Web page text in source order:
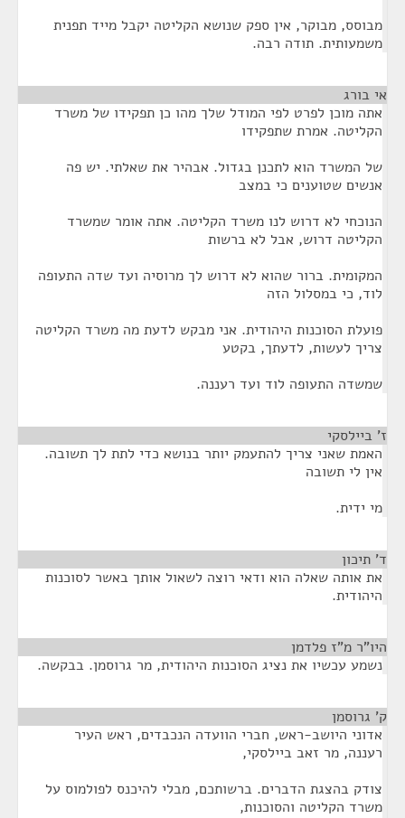
מבוסס, מבוקר, אין ספק שנושא הקליטה יקבל מייד תפנית
משמעותית. תודה רבה.
אי בורג
אתה מוכן לפרט לפי המודל שלך מהו כן תפקידו של משרד
הקליטה. אמרת שתפקידו
של המשרד הוא לתכנן בגדול. אבהיר את שאלתי. יש פה
אנשים שטוענים כי במצב
הנוכחי לא דרוש לנו משרד הקליטה. אתה אומר שמשרד
הקליטה דרוש, אבל לא ברשות
המקומית. ברור שהוא לא דרוש לך מרוסיה ועד שדה התעופה
לוד, כי במסלול הזה
פועלת הסוכנות היהודית. אני מבקש לדעת מה משרד הקליטה
צריך לעשות, לדעתך, בקטע
שמשדה התעופה לוד ועד רעננה.
ז' ביילסקי
האמת שאני צריך להתעמק יותר בנושא כדי לתת לך תשובה.
אין לי תשובה
מי ידית.
ד' תיכון
את אותה שאלה הוא ודאי רוצה לשאול אותך באשר לסוכנות
היהודית.
היו"ר מ"ז פלדמן
נשמע עכשיו את נציג הסוכנות היהודית, מר גרוסמן. בבקשה.
ק' גרוסמן
אדוני היושב-ראש, חברי הוועדה הנכבדים, ראש העיר
רעננה, מר זאב ביילסקי,
צודק בהצגת הדברים. ברשותכם, מבלי להיכנס לפולמוס על
משרד הקליטה והסוכנות,